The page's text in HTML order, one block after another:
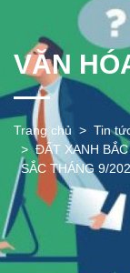
VĂN
Trang chủ Tin
ĐẤT XANH
SẮC THÁNG 9/